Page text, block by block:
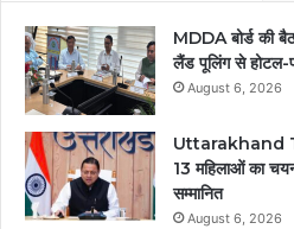
MDDA बोर्ड की
लैंड पूलिंग से होटल-
August 6, 2026
Uttarakhand
13 महिलाओं का
सम्मानित
August 6, 2026